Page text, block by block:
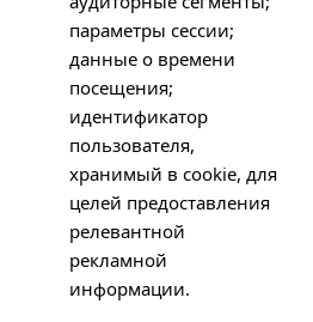
параметры сессии;
данные о времени
посещения;
идентификатор
пользователя,
хранимый в cookie, для
целей предоставления
релевантной
рекламной
информации.